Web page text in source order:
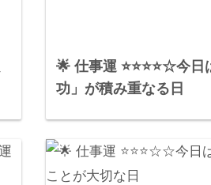
🌟 仕事運 ⭐⭐⭐⭐☆今
功」が積み重なる日